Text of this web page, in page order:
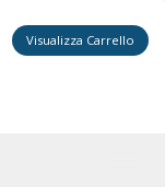
Visualizza Carrello